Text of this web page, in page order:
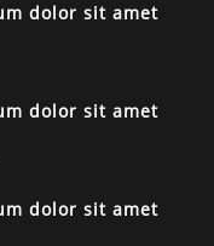
dolor sit amet
dolor sit amet
dolor sit amet